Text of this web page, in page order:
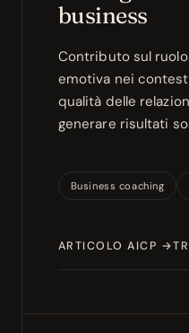
business
Contributo sul ruolo
emotiva nei
qualità delle
generare risultati
Business coaching
ARTICOLO AICP →